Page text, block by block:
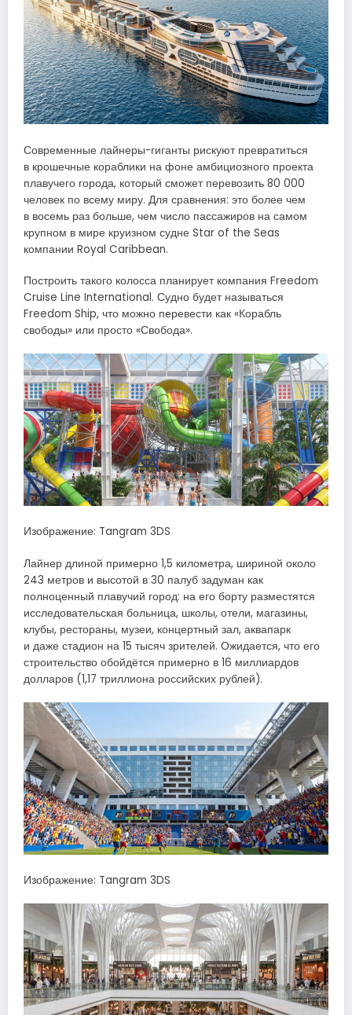
Современные лайнеры-гиганты рискуют превратиться
в крошечные кораблики на фоне амбициозного проекта
плавучего города, который сможет перевозить 80 000
человек по всему миру. Для сравнения: это более чем
в восемь раз больше, чем число пассажиров на самом
крупном в мире круизном судне Star of the Seas
компании Royal Caribbean.
Построить такого колосса планирует компания Freedom
Cruise Line International. Судно будет называться
Freedom Ship, что можно перевести как «Корабль
свободы» или просто «Свобода».
Изображение: Tangram 3DS
Лайнер длиной примерно 1,5 километра, шириной около
243 метров и высотой в 30 палуб задуман как
полноценный плавучий город: на его борту разместятся
исследовательская больница, школы, отели, магазины,
клубы, рестораны, музеи, концертный зал, аквапарк
и даже стадион на 15 тысяч зрителей. Ожидается, что его
строительство обойдётся примерно в 16 миллиардов
долларов (1,17 триллиона российских рублей).
Изображение: Tangram 3DS